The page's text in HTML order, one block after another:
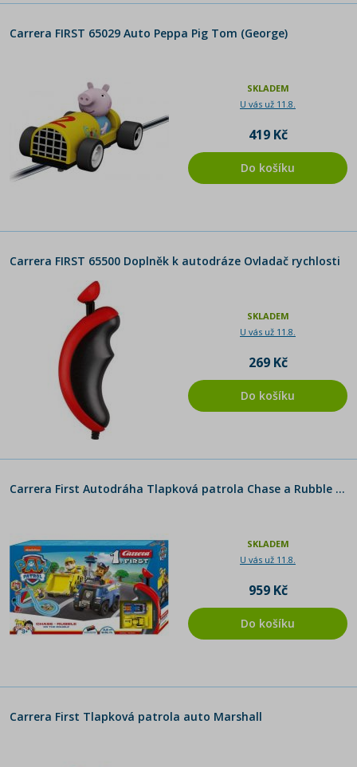
Carrera FIRST 65029 Auto Peppa Pig Tom (George)
SKLADEM
U vás už 11.8.
419 Kč
Do košíku
Carrera FIRST 65500 Doplněk k autodráze Ovladač rychlosti
SKLADEM
U vás už 11.8.
269 Kč
Do košíku
Carrera First Autodráha Tlapková patrola Chase a Rubble 290 cm
SKLADEM
U vás už 11.8.
959 Kč
Do košíku
Carrera First Tlapková patrola auto Marshall